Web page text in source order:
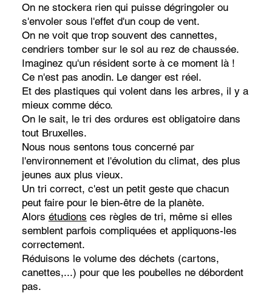
On ne stockera rien qui puisse dégringoler ou
s'envoler sous l'effet d'un coup de vent.
On ne voit que trop souvent des cannettes,
cendriers tomber sur le sol au rez de chaussée.
Imaginez qu'un résident sorte à ce moment là !
Ce n'est pas anodin. Le danger est réel.
Et des plastiques qui volent dans les arbres, il y a
mieux comme déco.
On le sait, le tri des ordures est obligatoire dans
tout Bruxelles.
Nous nous sentons tous concerné par
l'environnement et l'évolution du climat, des plus
jeunes aux plus vieux.
Un tri correct, c'est un petit geste que chacun
peut faire pour le bien-être de la planète.
Alors étudions ces règles de tri, même si elles
semblent parfois compliquées et appliquons-les
correctement.
Réduisons le volume des déchets (cartons,
canettes,...) pour que les poubelles ne débordent
pas.